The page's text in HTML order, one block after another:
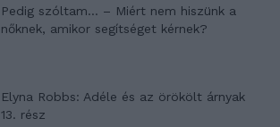
Pedig szóltam… – Miért nem hiszünk a
nőknek, amikor segítséget kérnek?
Elyna Robbs: Adéle és az örökölt árnyak
13. rész